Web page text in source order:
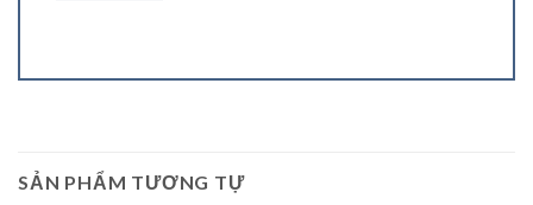
SẢN PHẨM TƯƠNG TỰ